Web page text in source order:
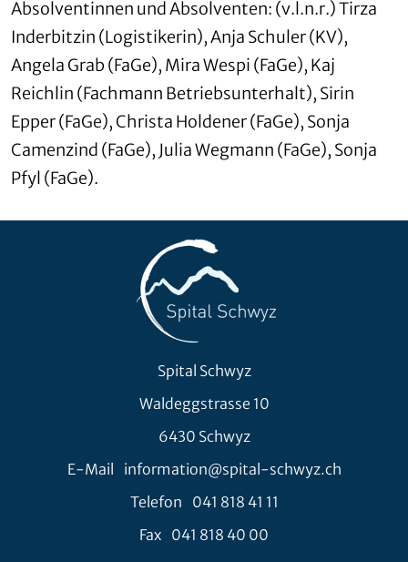
Absolventinnen und Absolventen: (v.l.n.r.) Tirza
Inderbitzin (Logistikerin), Anja Schuler (KV),
Angela Grab (FaGe), Mira Wespi (FaGe), Kaj
Reichlin (Fachmann Betriebsunterhalt), Sirin
Epper (FaGe), Christa Holdener (FaGe), Sonja
Camenzind (FaGe), Julia Wegmann (FaGe), Sonja
Pfyl (FaGe).
Spital Schwyz
Waldeggstrasse 10
6430 Schwyz
E-Mail
information@spital-schwyz.ch
Telefon
041 818 41 11
Fax 041 818 40 00